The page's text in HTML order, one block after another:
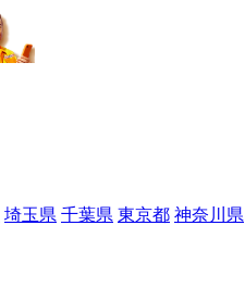
埼玉県 千葉県 東京都 神奈川県